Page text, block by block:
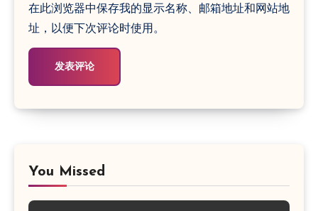
在此浏览器中保存我的显示名称、邮箱地址和网站地
址，以便下次评论时使用。
You Missed